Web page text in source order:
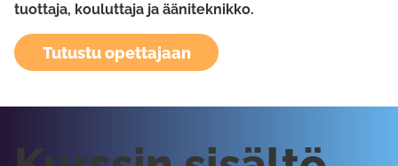
tuottaja, kouluttaja ja ääniteknikko.
Tutustu opettajaan